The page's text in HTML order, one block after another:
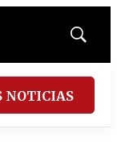
Mostrar
NOTICIAS